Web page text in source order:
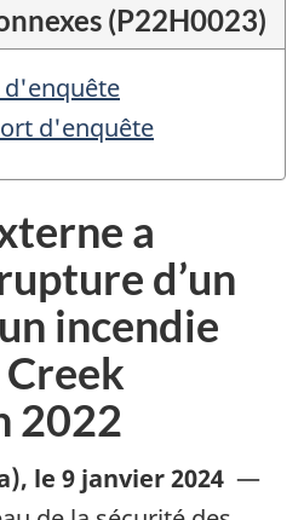
(P22H0023)
d'enquête
d'enquête
a
d’un
incendie
Creek
2022
, le 9 janvier 2024 —